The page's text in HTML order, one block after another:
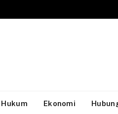
Hukum Ekonomi